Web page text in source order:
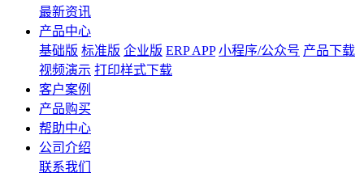
最新资讯
产品中心
基础版 标准版 企业版 ERP APP 小程序/公众号 产品下载
视频演示 打印样式下载
客户案例
产品购买
帮助中心
公司介绍
联系我们